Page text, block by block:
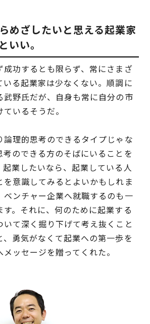
めざしたいと思える起業家
いい。
功するとも限らず、常にさまざ
いる起業家は少なくない。順調に
武野氏だが、自身も常に自分の市
いるそうだ。
論理的思考のできるタイプじゃな
考のできる方のそばにいることを
業したいなら、起業している人
を意識してみるとよいかもしれま
ベンチャー企業へ就職するのも一
。それに、何のために起業する
て深く掘り下げて考え抜くこと
勇気がなくて起業への第一歩を
ッセージを贈ってくれた。